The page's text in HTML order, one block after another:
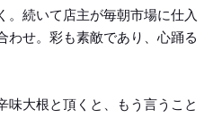
。続いて店主が毎朝市場に仕入
わせ。彩も素敵であり、心踊る
味大根と頂くと、もう言うこと